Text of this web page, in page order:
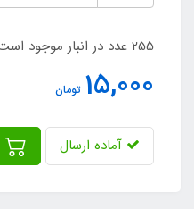
255 عدد در انبار موجود است
15,000 تومان
آماده ارسال